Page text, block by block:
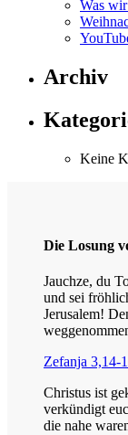
Was
Archiv
Keine
Die Losung
Jauchze, du
und sei
Jerusalem!
Zefanja 3,14-
Christus ist
verkündigt
die nahe